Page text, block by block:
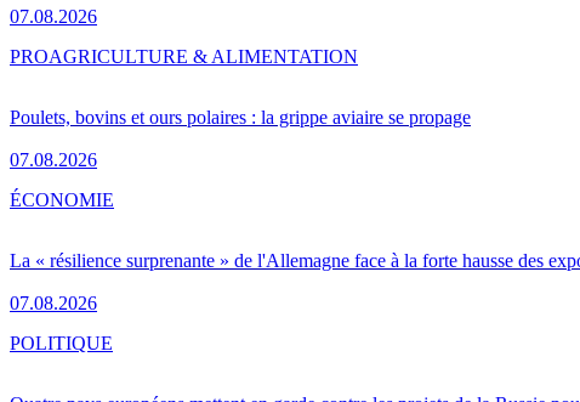
07.08.2026
Poulets, bovins et ours polaires : la grippe aviaire se propage
07.08.2026
PROAGRICULTURE & ALIMENTATION
La « résilience surprenante » de l'Allemagne face à la forte hausse des
07.08.2026
ÉCONOMIE
POLITIQUE